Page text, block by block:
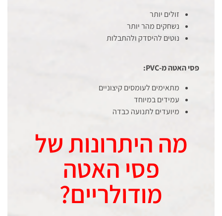
זולים יותר
נשחקים מהר יותר
נוטים להיסדק ולהתבלות
פסי האטה מ-PVC:
מתאימים לעומסים קיצוניים
עמידים במיוחד
מיועדים לתנועה כבדה
מה היתרונות של
פסי האטה
מודולריים?